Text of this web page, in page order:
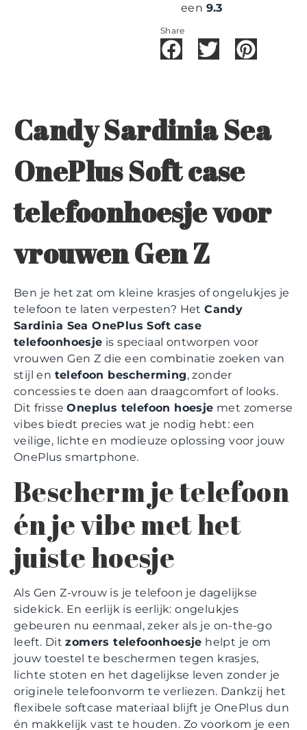
een 9.3
Share
Candy Sardinia Sea
OnePlus Soft case
telefoonhoesje voor
vrouwen Gen Z
Ben je het zat om kleine krasjes of ongelukjes je
telefoon te laten verpesten? HetCandy
Sardinia Sea OnePlus Soft case
telefoonhoesje is speciaal ontworpen voor
vrouwen Gen Z die een combinatie zoeken van
stijl en telefoon bescherming, zonder
concessies te doen aan draagcomfort of looks.
Dit frisseOneplus telefoon hoesje met zomerse
vibes biedt precies wat je nodig hebt: een
veilige, lichte en modieuze oplossing voor jouw
OnePlus smartphone.
Bescherm je telefoon
én je vibe met het
juiste hoesje
Als Gen Z-vrouw is je telefoon je dagelijkse
sidekick. En eerlijk is eerlijk: ongelukjes
gebeuren nu eenmaal, zeker als je on-the-go
leeft. Ditzomers telefoonhoesje helpt je om
jouw toestel te beschermen tegen krasjes,
lichte stoten en het dagelijkse leven zonder je
originele telefoonvorm te verliezen. Dankzij het
flexibele softcase materiaal blijft je OnePlus dun
én makkelijk vast te houden. Zo voorkom je een